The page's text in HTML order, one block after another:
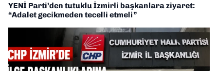
YENİ Parti’den tutuklu İzmirli başkanlara ziyaret:
“Adalet gecikmeden tecelli etmeli”